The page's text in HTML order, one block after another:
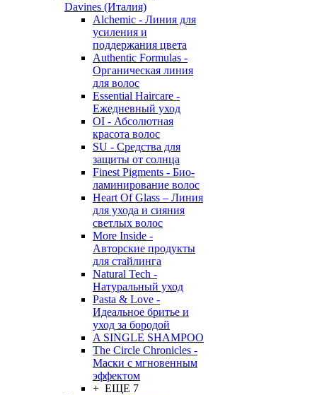
Davines (Италия)
Alchemic - Линия для
усиления и
поддержания цвета
Authentic Formulas -
Органическая линия
для волос
Essential Haircare -
Eжедневный уход
OI - Абсолютная
красота волос
SU - Средства для
защиты от солнца
Finest Pigments - Био-
ламинирование волос
Heart Of Glass – Линия
для ухода и сияния
светлых волос
More Inside -
Авторские продукты
для стайлинга
Natural Tech -
Натуральный уход
Pasta & Love -
Идеальное бритье и
уход за бородой
A SINGLE SHAMPOO
The Circle Chronicles -
Маски с мгновенным
эффектом
+ ЕЩЕ 7